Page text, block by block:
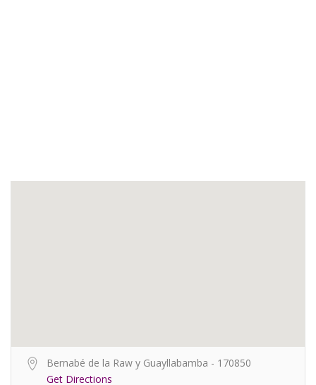
Bernabé de la Raw y Guayllabamba - 170850
Get Directions